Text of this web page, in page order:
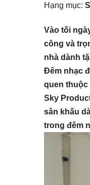
Hạng mục:
Vào tối
công và
nhà dành
Đêm nhạc
quen thuộc
Sky
sân khấu
trong đêm